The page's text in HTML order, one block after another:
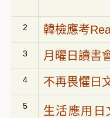
2 韓檢應考
3 月曜日讀書
4 不再畏懼日
5 生活應用日